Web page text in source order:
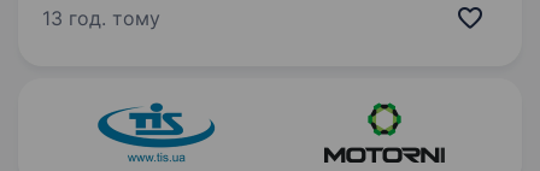
термоетикетки, самоклеючу продукцію та інші
13 год. тому